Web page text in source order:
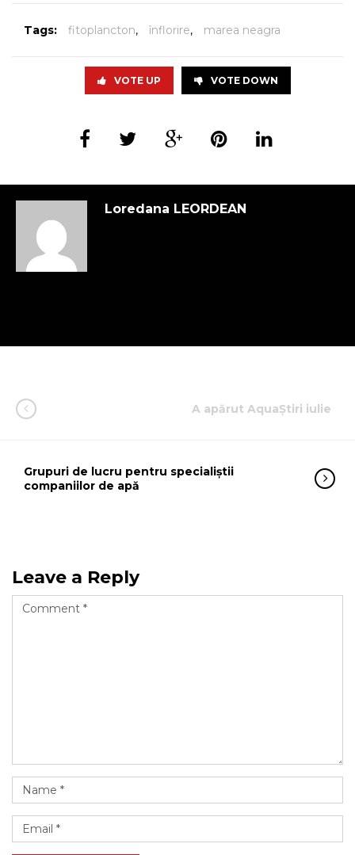
Tags: fitoplancton, înflorire, marea neagra
VOTE UP VOTE DOWN
Loredana LEORDEAN
A apărut AquaȘtiri iulie
Grupuri de lucru pentru specialiștii
companiilor de apă
Leave a Reply